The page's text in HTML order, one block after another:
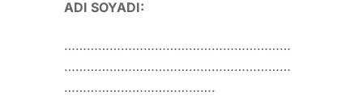
ADI SOYADI:
……………………………………………………
……………………………………………………
………………………………….